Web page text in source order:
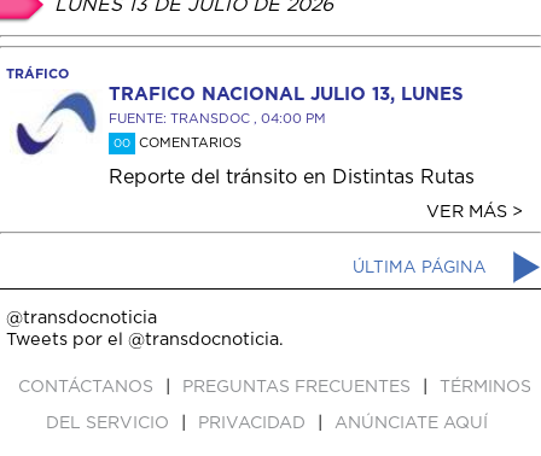
LUNES 13 DE JULIO DE 2026
TRÁFICO
TRAFICO NACIONAL JULIO 13, LUNES
FUENTE: TRANSDOC , 04:00 PM
00 COMENTARIOS
Reporte del tránsito en Distintas Rutas
VER MÁS >
ÚLTIMA PÁGINA
@transdocnoticia
Tweets por el @transdocnoticia.
CONTÁCTANOS PREGUNTAS FRECUENTES TÉRMINOS
DEL SERVICIO PRIVACIDAD ANÚNCIATE AQUÍ